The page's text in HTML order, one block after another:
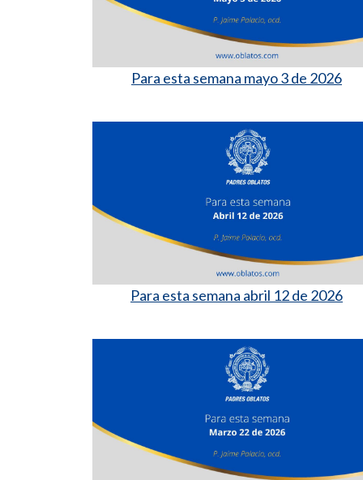
Para esta semana mayo 3 de 2026
Para esta semana abril 12 de 2026